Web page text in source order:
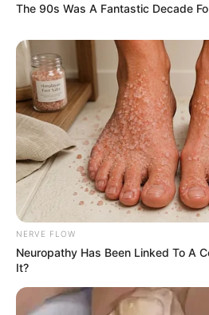
The 90s Was A Fantastic Decade
NERVE FLOW
Neuropathy Has Been Linked To A
It?